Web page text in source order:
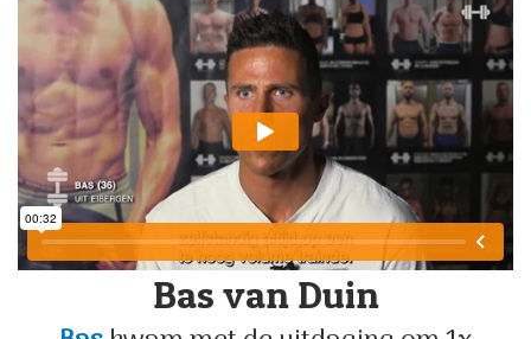
Bas van Duin